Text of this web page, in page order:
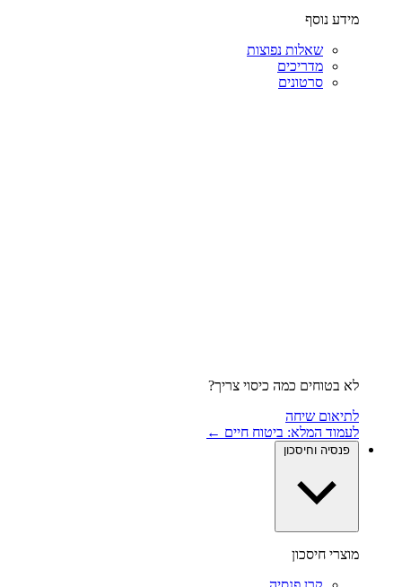
מידע נוסף
שאלות נפוצות
מדריכים
סרטונים
לא בטוחים כמה כיסוי צריך?
לתיאום שיחה
לעמוד המלא: ביטוח חיים ←
פנסיה וחיסכון
מוצרי חיסכון